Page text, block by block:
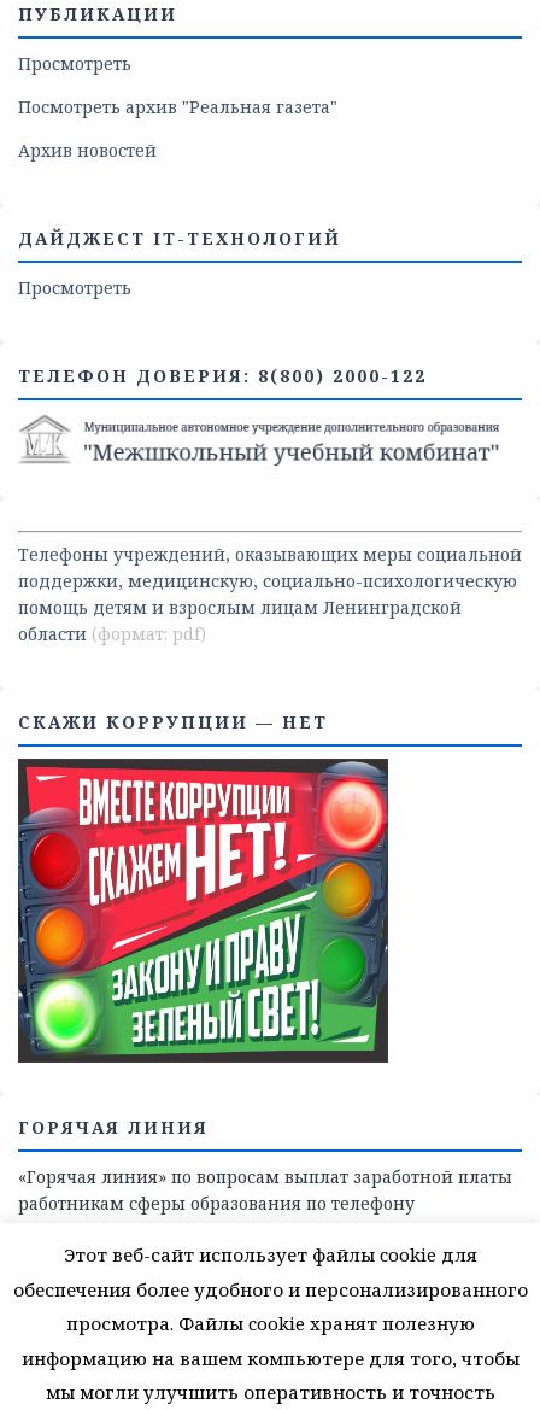
ПУБЛИКАЦИИ
Просмотреть
Посмотреть архив "Реальная газета"
Архив новостей
ДАЙДЖЕСТ IT-ТЕХНОЛОГИЙ
Просмотреть
ТЕЛЕФОН ДОВЕРИЯ: 8(800) 2000-122
Телефоны учреждений, оказывающих меры социальной
поддержки, медицинскую, социально-психологическую
помощь детям и взрослым лицам Ленинградской
области
СКАЖИ КОРРУПЦИИ — НЕТ
Этот веб-сайт использует файлы cookie для
обеспечения более удобного и персонализированного
просмотра. Файлы cookie хранят полезную
информацию на вашем компьютере для того, чтобы
мы могли улучшить оперативность и точность